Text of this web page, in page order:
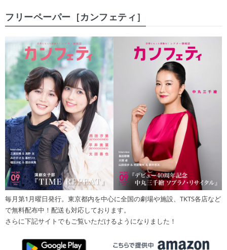
フリーペーパー［カンフェティ］
毎月第1月曜日発行。東京都内を中心に全国の劇場や施設、TKTS各店など
で無料配布中！配送も対応しております。
さらに下記サイトでもご覧いただけるようになりました！